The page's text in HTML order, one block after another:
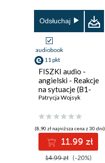
Odsłuchaj
audiobook
11 pkt
FISZKI audio -
angielski - Reakcje
na sytuacje (B1-
B2)
Patrycja Wojsyk
(8,90 zł najniższa cena z 30 dni)
11.99 zł
14.99 zł (-20%)